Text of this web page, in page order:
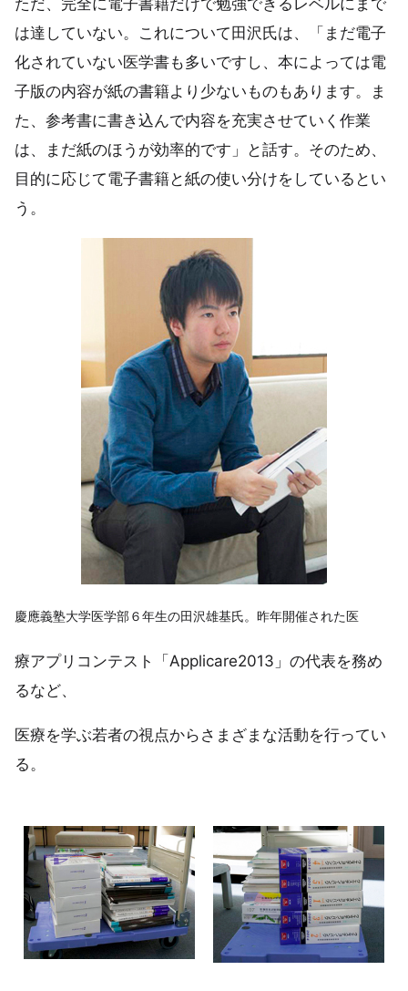
は達していない。これについて田沢氏は、「まだ電子
化されていない医学書も多いですし、本によっては電
子版の内容が紙の書籍より少ないものもあります。ま
た、参考書に書き込んで内容を充実させていく作業
は、まだ紙のほうが効率的です」と話す。そのため、
目的に応じて電子書籍と紙の使い分けをしているとい
う。
慶應義塾大学医学部６年生の田沢雄基氏。昨年開催された医
療アプリコンテスト「Applicare2013」の代表を務め
るなど、
医療を学ぶ若者の視点からさまざまな活動を行ってい
る。